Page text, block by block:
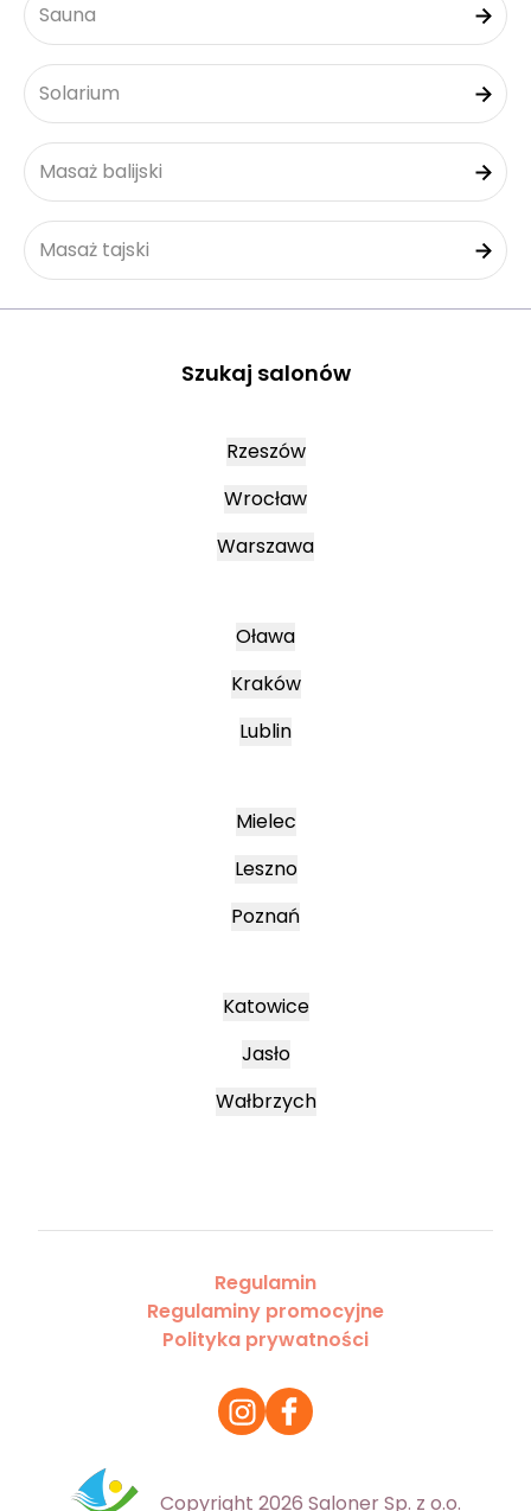
Sauna
Solarium
Masaż balijski
Masaż tajski
Szukaj salonów
Rzeszów
Wrocław
Warszawa
Oława
Kraków
Lublin
Mielec
Leszno
Poznań
Katowice
Jasło
Wałbrzych
Regulamin
Regulaminy promocyjne
Polityka prywatności
Copyright 2026 Saloner Sp. z o.o.